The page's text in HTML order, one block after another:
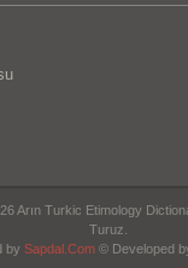
Arın Turkic Etimology
Turuz.
by Sapdal.Com© Developed